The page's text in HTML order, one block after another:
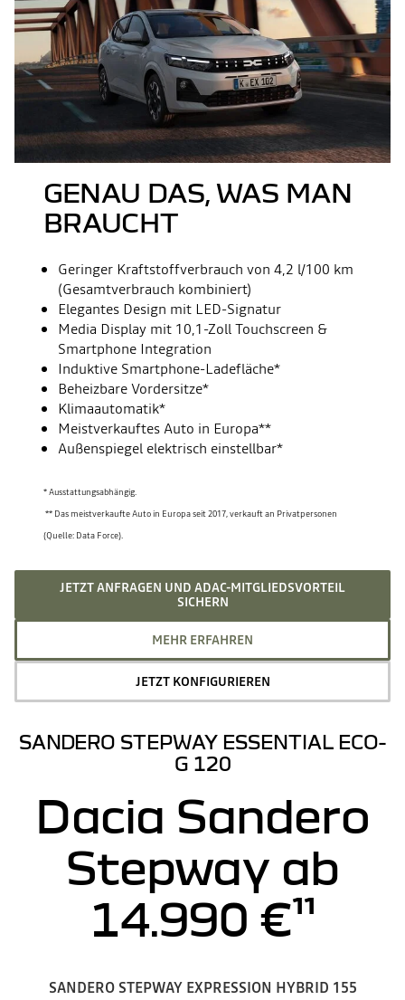
GENAU DAS, WAS MAN
BRAUCHT
Geringer Kraftstoffverbrauch von 4,2 l/100 km
(Gesamtverbrauch kombiniert)
Elegantes Design mit LED-Signatur
Media Display mit 10,1-Zoll Touchscreen &
Smartphone Integration
Induktive Smartphone-Ladefläche*
Beheizbare Vordersitze*
Klimaautomatik*
Meistverkauftes Auto in Europa**
Außenspiegel elektrisch einstellbar*
* Ausstattungsabhängig.
** Das meistverkaufte Auto in Europa seit 2017, verkauft an Privatpersonen
(Quelle: Data Force).
JETZT ANFRAGEN UND ADAC-MITGLIEDSVORTEIL
SICHERN
MEHR ERFAHREN
JETZT KONFIGURIEREN
SANDERO STEPWAY ESSENTIAL ECO-
G 120
Dacia Sandero
Stepway ab
14.990 €¹¹
SANDERO STEPWAY EXPRESSION HYBRID 155